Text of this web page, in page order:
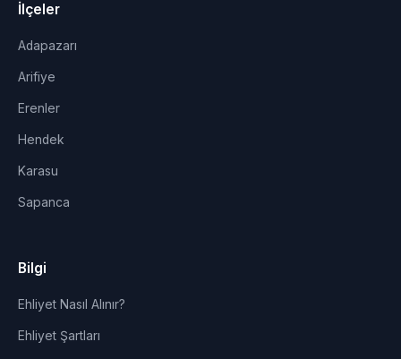
İlçeler
Adapazarı
Arifiye
Erenler
Hendek
Karasu
Sapanca
Bilgi
Ehliyet Nasıl Alınır?
Ehliyet Şartları